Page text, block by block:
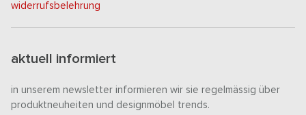
widerrufsbelehrung
aktuell informiert
in unserem newsletter informieren wir sie regelmässig über
produktneuheiten und designmöbel trends.